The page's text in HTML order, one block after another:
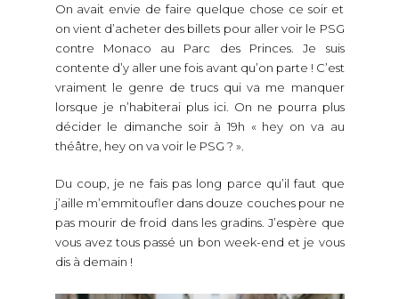
On avait envie de faire quelque chose ce soir et
on vient d’acheter des billets pour aller voir le PSG
contre Monaco au Parc des Princes. Je suis
contente d’y aller une fois avant qu’on parte ! C’est
vraiment le genre de trucs qui va me manquer
lorsque je n’habiterai plus ici. On ne pourra plus
décider le dimanche soir à 19h « hey on va au
théâtre, hey on va voir le PSG ? ».
Du coup, je ne fais pas long parce qu’il faut que
j’aille m’emmitoufler dans douze couches pour ne
pas mourir de froid dans les gradins. J’espère que
vous avez tous passé un bon week-end et je vous
dis à demain !